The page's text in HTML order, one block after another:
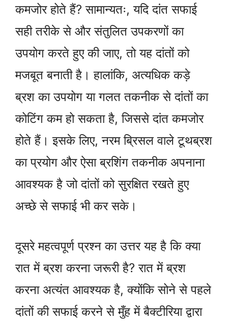
कमजोर होते हैं? सामान्यतः, यदि दांत सफाई
सही तरीके से और संतुलित उपकरणों का
उपयोग करते हुए की जाए, तो यह दांतों को
मजबूत बनाती है। हालांकि, अत्यधिक कड़े
ब्रश का उपयोग या गलत तकनीक से दांतों का
कोटिंग कम हो सकता है, जिससे दांत कमजोर
होते हैं। इसके लिए, नरम ब्रिसल वाले टूथब्रश
का प्रयोग और ऐसा ब्रशिंग तकनीक अपनाना
आवश्यक है जो दांतों को सुरक्षित रखते हुए
अच्छे से सफाई भी कर सके।
दूसरे महत्वपूर्ण प्रश्न का उत्तर यह है कि क्या
रात में ब्रश करना जरूरी है? रात में ब्रश
करना अत्यंत आवश्यक है, क्योंकि सोने से पहले
दांतों की सफाई करने से मुँह में बैक्टीरिया द्वारा